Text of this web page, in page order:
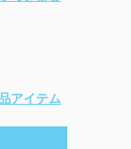
アイテム